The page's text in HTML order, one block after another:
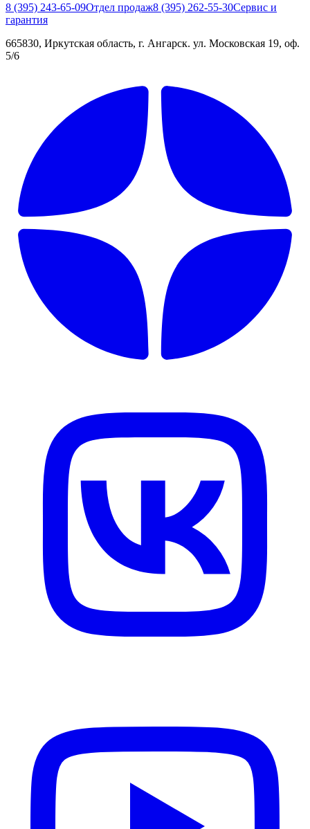
8 (395) 243-65-09Отдел продаж8 (395) 262-55-30Сервис и
гарантия
665830, Иркутская область, г. Ангарск. ул. Московская 19, оф.
5/6